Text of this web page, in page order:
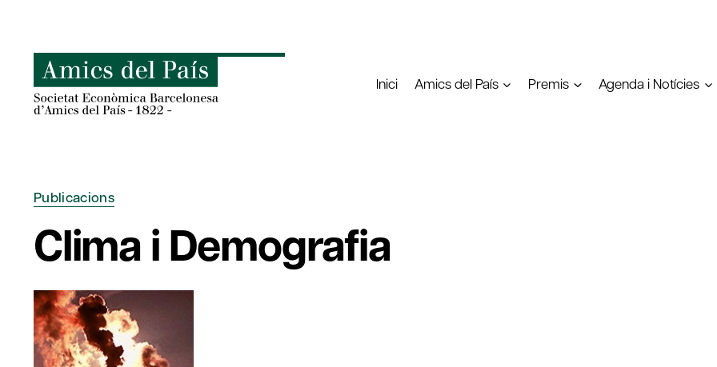
content
Inici Amics del País Premis Agenda i Notícies
Publicacions
Clima i Demografia